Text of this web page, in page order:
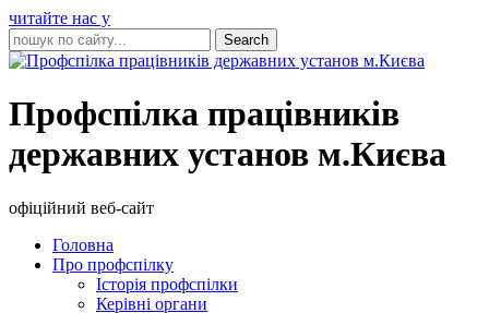
читайте нас у
Профспілка працівників
державних установ м.Києва
офіційний веб-сайт
Головна
Про профспілку
Історія профспілки
Керівні органи